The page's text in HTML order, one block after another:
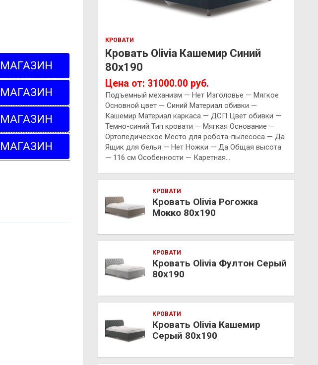
КРОВАТИ
Кровать Olivia Кашемир Синий
80х190
Цена от: 31000.00 руб.
Подъемный механизм — Нет Изголовье — Мягкое
Основной цвет — Синий Материал обивки —
Кашемир Материал каркаса — ДСП Цвет обивки —
Темно-синий Тип кровати — Мягкая Основание —
Ортопедическое Место для робота-пылесоса — Да
Ящик для белья — Нет Ножки — Да Общая высота
— 116 см Особенности — Каретная…
КРОВАТИ
Кровать Olivia Рогожка
Мокко 80х190
КРОВАТИ
Кровать Olivia Фултон Серый
80х190
КРОВАТИ
Кровать Olivia Кашемир
Серый 80х190